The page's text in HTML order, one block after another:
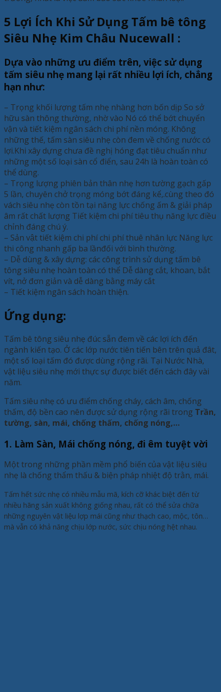
5 Lợi Ích Khi Sử Dụng Tấm bê tông
Siêu Nhẹ Kim Châu Nucewall :
Dựa vào những ưu điểm trên, việc sử dụng
tấm siêu nhẹ mang lại rất nhiều lợi ích, chẳng
hạn như:
– Trọng khối lượng tấm nhẹ nhàng hơn bốn dịp So sở
hữu sàn thông thường, nhờ vào Nó có thể bớt chuyển
vận và tiết kiệm ngân sách chi phí nền móng. Không
những thế, tấm sàn siêu nhẹ còn đem về chống nước có
lợi.Khi xây dựng chưa đề nghị hóng đạt tiêu chuẩn như
những một số loại sàn cổ điển, sau 24h là hoàn toàn có
thể dùng.
– Trọng lượng phiên bản thân nhẹ hơn tường gạch gấp
5 lần, chuyên chở trọng móng bớt đáng kể,.cùng theo đó
vách siêu nhẹ còn tồn tại năng lực chống ấm & giải pháp
âm rất chất lượng Tiết kiệm chi phí tiêu thụ năng lực điều
chỉnh đáng chú ý.
– Sản vật tiết kiệm chi phí chi phí thuê nhân lực Năng lực
thi công nhanh gấp ba lầnđối với bình thường.
– Dễ dùng & xây dựng: các công trình sử dụng tấm bê
tông siêu nhẹ hoàn toàn có thể Dễ dàng cắt, khoan, bắt
vít, nở đơn giản và dễ dàng bằng máy cắt
– Tiết kiệm ngân sách hoàn thiện.
Ứng dụng:
Tấm bê tông siêu nhẹ đúc sẵn đem về các lợi ích đến
ngành kiến tạo. Ở các lớp nước tiên tiến bên trên quả đât,
một số loại tấm đó được dùng rộng rãi. Tại Nước Nhà,
vật liệu siêu nhẹ mới thực sự được biết đến cách đây vài
năm.
Tấm siêu nhẹ có ưu điểm chống cháy, cách âm, chống
thấm, độ bền cao nên được sử dụng rộng rãi trong Trần,
tường, sàn, mái, chống thấm, chống nóng,…
1. Làm Sàn, Mái chống nóng, đi êm tuyệt vời
Một trong những phần mềm phổ biến của vật liệu siêu
nhẹ là chống thẩm thấu & biện pháp nhiệt độ trằn, mái.
Tấm hết sức nhẹ có nhiều mẫu mã, kích cỡ khác biệt đến từ
nhiều hãng sản xuất không giống nhau, rất có thể sửa chữa
những nguyên vật liệu lợp mái cũng như thạch cao, mộc, tôn…
mà vẫn có khả năng chịu lớp nước, sức chịu nóng hệt nhau.